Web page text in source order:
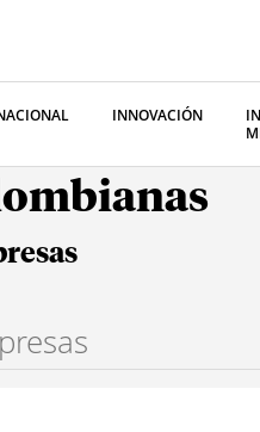
INNOVACIÓN